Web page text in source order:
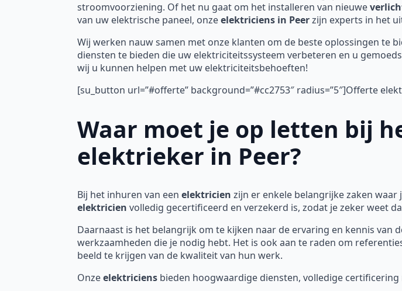
stroomvoorziening. Of het nu gaat om het installeren van nieuwe
van uw elektrische paneel, onzeelektriciens in Peerzijn experts in het
Wij werken nauw samen met onze klanten om de beste oplossingen te
diensten te bieden die uw elektriciteitssysteem verbeteren en u
wij u kunnen helpen met uw elektriciteitsbehoeften!
[su_button url=”#offerte” background=”#cc2753″ radius=”5″]Offerte
Waar moet je op letten bij
elektrieker in Peer?
Bij het inhuren van een elektricien zijn er enkele belangrijke zaken
elektricien volledig gecertificeerd en verzekerd is, zodat je zeker weet
Daarnaast is het belangrijk om te kijken naar de ervaring en kennis van
werkzaamheden die je nodig hebt. Het is ook aan te raden om
beeld te krijgen van de kwaliteit van hun werk.
Onzeelektriciens bieden hoogwaardige diensten, volledige